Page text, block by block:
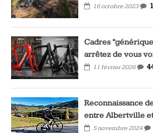
16 octobre 2023
Cadres
arrêtez de vous
11 février 2026
Reconnaissance
entre Albertville
5 novembre 2024